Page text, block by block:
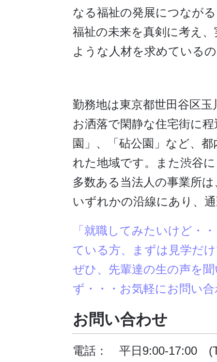
なる福祉の発展につなが
福祉の未来を真剣に考え
ような人材を求めている
勤務地は東京都世田谷区
お洒落で閑静な住宅街に
園」、「砧公園」など、
れた地域です。また渋谷
多数ある当法人の事業所
いずれかの沿線にあり、
「就職してみたいけど・
ている方、まずは見学だ
ぜひ、先輩達の生の声を
ず・・・お気軽にお問い
お問い合わせ
電話： 平日9:00-17:00